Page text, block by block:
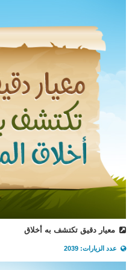
معيار دقيق تكتشف به أخلاق
عدد الزيارات: 2039